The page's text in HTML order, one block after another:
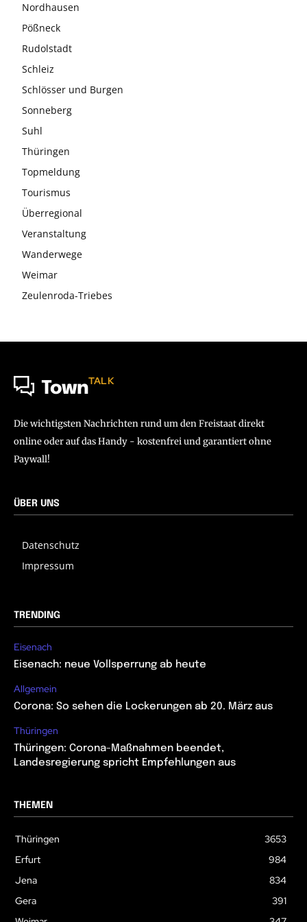
Nordhausen
Pößneck
Rudolstadt
Schleiz
Schlösser und Burgen
Sonneberg
Suhl
Thüringen
Topmeldung
Tourismus
Überregional
Veranstaltung
Wanderwege
Weimar
Zeulenroda-Triebes
TownTALK
Die wichtigsten Nachrichten rund um den Freistaat direkt
online oder auf das Handy - kostenfrei und garantiert ohne
Paywall!
ÜBER UNS
Datenschutz
Impressum
TRENDING
Eisenach
Eisenach: neue Vollsperrung ab heute
Allgemein
Corona: So sehen die Lockerungen ab 20. März aus
Thüringen
Thüringen: Corona-Maßnahmen beendet,
Landesregierung spricht Empfehlungen aus
THEMEN
Thüringen
3653
Erfurt
984
Jena
834
Gera
391